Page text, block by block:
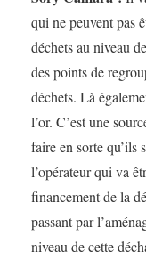
qui ne peuvent pas
déchets au niveau
des points de
déchets. Là
l’or. C’est une
faire en sorte qu’ils
l’opérateur qui va
financement de la
passant par
niveau de cette